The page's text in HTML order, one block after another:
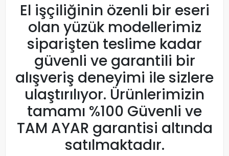
El işçiliğinin özenli bir eseri
olan yüzük modellerimiz
siparişten teslime kadar
güvenli ve garantili bir
alışveriş deneyimi ile sizlere
ulaştırılıyor. Ürünlerimizin
tamamı %100 Güvenli ve
TAM AYAR garantisi altında
satılmaktadır.